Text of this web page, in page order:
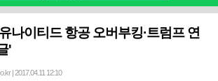
나이티드 항공 오버부킹·트럼프 연
'
| 2017.04.11 12:10